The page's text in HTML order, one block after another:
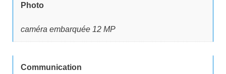
Photo
caméra embarquée 12 MP
Communication